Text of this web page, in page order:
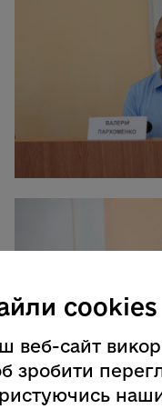
cookies
веб-сайт
зробити